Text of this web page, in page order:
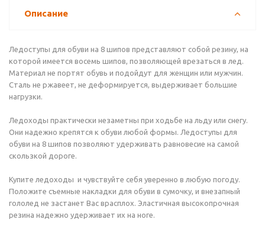
Описание
Ледоступы для обуви на 8 шипов представляют собой резину, на
которой имеется восемь шипов, позволяющей врезаться в лед.
Материал не портят обувь и подойдут для женщин или мужчин.
Сталь не ржавеет, не деформируется, выдерживает большие
нагрузки.
Ледоходы практически незаметны при ходьбе на льду или снегу.
Они надежно крепятся к обуви любой формы. Ледоступы для
обуви на 8 шипов позволяют удерживать равновесие на самой
скользкой дороге.
Купите ледоходы и чувствуйте себя уверенно в любую погоду.
Положите съемные накладки для обуви в сумочку, и внезапный
гололед не застанет Вас врасплох. Эластичная высокопрочная
резина надежно удерживает их на ноге.